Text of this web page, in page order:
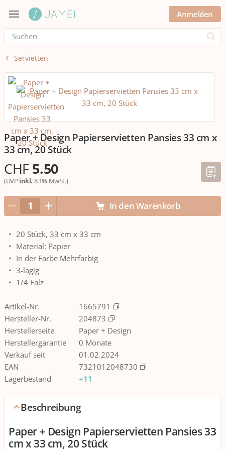
Anmelden
Servietten
Paper + Design Papierservietten Pansies 33 cm x
33 cm, 20 Stück
CHF5.50
(UVP inkl. 8.1% MwSt.)
In den Warenkorb
20 Stück, 33 cm x 33 cm
Material: Papier
In der Farbe Mehrfarbig
3-lagig
1/4 Falz
Artikel-Nr.
1665791
Hersteller-Nr.
204873
Herstellerseite
Paper + Design
Herstellergarantie
0 Monate
Verkauf seit
01.02.2024
EAN
7321012048730
Lagerbestand
+11
Beschreibung
Paper + Design Papierservietten Pansies 33
cm x 33 cm, 20 Stück